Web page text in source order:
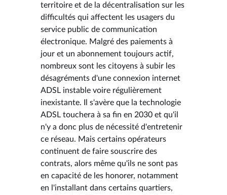
territoire et de la décentralisation sur les
difficultés qui affectent les usagers du
service public de communication
électronique. Malgré des paiements à
jour et un abonnement toujours actif,
nombreux sont les citoyens à subir les
désagréments d'une connexion internet
ADSL instable voire régulièrement
inexistante. Il s'avère que la technologie
ADSL touchera à sa fin en 2030 et qu'il
n'y a donc plus de nécessité d'entretenir
ce réseau. Mais certains opérateurs
continuent de faire souscrire des
contrats, alors même qu'ils ne sont pas
en capacité de les honorer, notamment
en l'installant dans certains quartiers,